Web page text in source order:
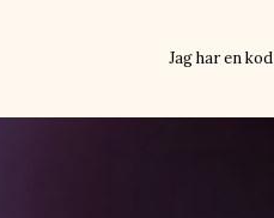
Jag har en kod